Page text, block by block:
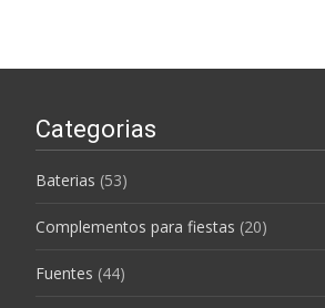
Categorias
Baterias (53)
Complementos para fiestas (20)
Fuentes (44)